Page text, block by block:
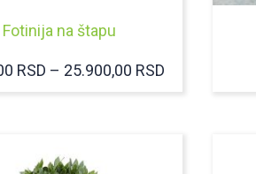
Fotinija na štapu
RSD – 25.900,00 RSD